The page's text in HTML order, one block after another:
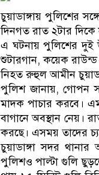
চুয়াডাঙ্গায় পুলিশের
দিনগত রাত ২টার
এ ঘটনায় পুলিশের দুই
শুটারগান, কয়েক
নিহত রুহুল আমীন
পুলিশ জানায়, গোপন
মাদক পাচার করবে।
বাগানে অবস্থান নেয়।
করছে। এসময় তাদের
চুয়াডাঙ্গা সদর
পুলিশও পাল্টা গুলি